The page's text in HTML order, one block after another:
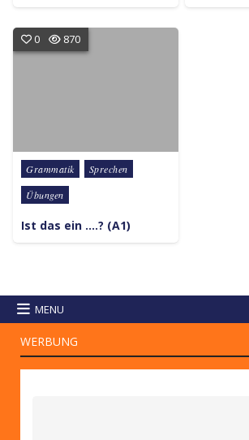
0 870
Posted in
Grammatik
Sprechen
Übungen
Ist das ein ….? (A1)
MENU
WERBUNG